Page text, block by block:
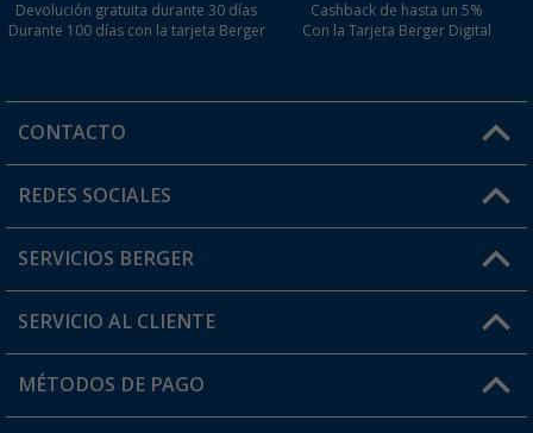
Devolución gratuita durante 30 días
Durante 100 días con la tarjeta Berger
Cashback de hasta un 5%
Con la Tarjeta Berger Digital
CONTACTO
Horario de atención al cliente:
¿Tienes alguna duda?
REDES SOCIALES
SERVICIOS BERGER
Conviértete en distribuidor
Mi cuenta
SERVICIO AL CLIENTE
FAQ y Contacto
MÉTODOS DE PAGO